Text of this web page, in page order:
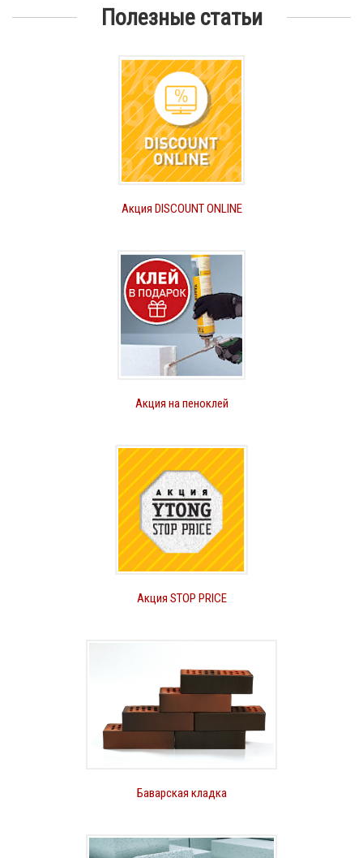
Полезные статьи
Акция DISCOUNT ONLINE
Акция на пеноклей
Акция STOP PRICE
Баварская кладка